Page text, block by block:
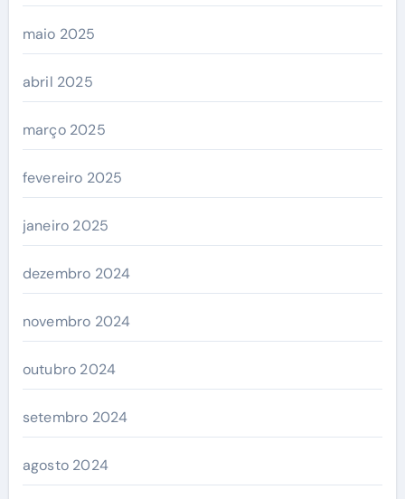
maio 2025
abril 2025
março 2025
fevereiro 2025
janeiro 2025
dezembro 2024
novembro 2024
outubro 2024
setembro 2024
agosto 2024